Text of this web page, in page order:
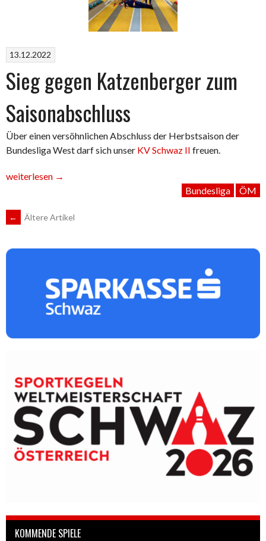
13.12.2022
Sieg gegen Katzenberger zum
Saisonabschluss
Über einen versöhnlichen Abschluss der Herbstsaison der
Bundesliga West darf sich unser KV Schwaz II freuen.
„Sieg
zum
weiterlesen →
Bundesliga
ÖM
BEITRAGSNAVIGATION
← Ältere Artikel
KOMMENDE SPIELE